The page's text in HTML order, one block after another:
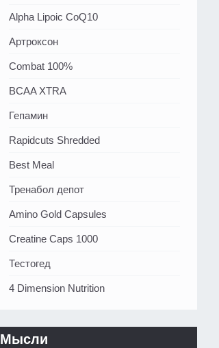
Alpha Lipoic CoQ10
Артроксон
Combat 100%
BCAA XTRA
Гепамин
Rapidcuts Shredded
Best Meal
Тренабол депот
Amino Gold Capsules
Creatine Caps 1000
Тестогед
4 Dimension Nutrition
Мысли